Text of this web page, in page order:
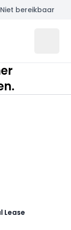
Niet bereikbaar
Lease